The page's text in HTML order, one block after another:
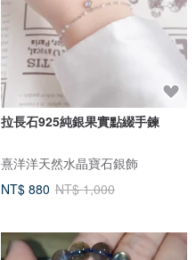
拉長石925純銀果實點綴手鍊
熹洋洋天然水晶寶石銀飾
NT$ 880 NT$ 1,000